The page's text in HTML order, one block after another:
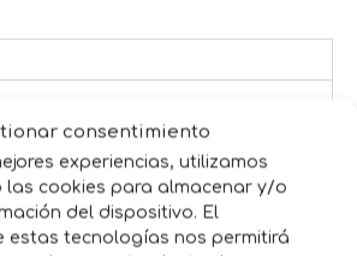
consentimiento
experiencias, utilizamos
cookies para almacenar y/o
del dispositivo. El
estas tecnologías nos permitirá
más distintiva de la Gallina
su plumaje variado y colorido.
plumas de varios colores,
negro, rojo, dorado, gris y
más. Esto le da un